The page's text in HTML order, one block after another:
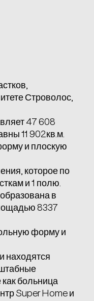
Строволос,
47 608
11 902кв.м.
и плоскую
которое по
и 1 полю.
в
8337
форму и
находятся
больница
Super Home и